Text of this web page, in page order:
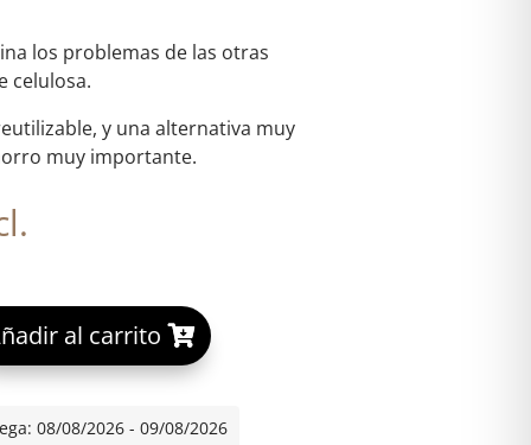
los problemas de las otras
celulosa.
y una alternativa muy
muy importante.
T2 cantidad
al carrito
A
e
08/08/2026 - 09/08/2026